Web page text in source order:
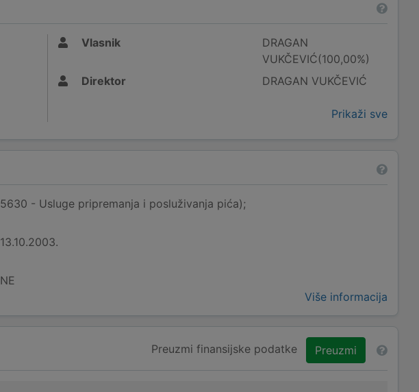
Vlasnik
DRAGAN
VUKČEVIĆ(100,00%)
Direktor
DRAGAN VUKČEVIĆ
Prikaži sve
5630 - Usluge pripremanja i posluživanja pića);
13.10.2003.
NE
Više informacija
Preuzmi finansijske podatke Preuzmi